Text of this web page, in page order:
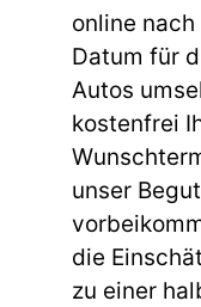
online
Datum für
Autos
kostenfrei
unser
die
zu einer